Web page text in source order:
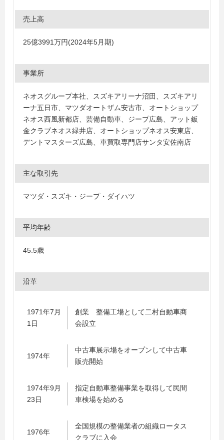
売上高
25億3991万円(2024年5月期)
事業所
ネオスグループ本社、スズキアリーナ沼田、スズキアリ
ーナ五日市、マツダオートザム安古市、オートショップ
ネオス西風新都店、芸備自動車、ジープ広島、アット鈑
金クラブネオス緑井店、オートショップネオス安東店、
デントマスターズ広島、車買取専門店サンタ安佐南店
主な取引先
マツダ・スズキ・ジープ・ダイハツ
平均年齢
45.5歳
沿革
1971年7月
1日
創業 整備工場として二村自動車商
会設立
1974年
中古車展示場をオープンして中古車
販売開始
1974年9月
23日
指定自動車整備事業を取得して民間
車検場を始める
1976年
全国規模の整備業者の組織ロータス
クラブに入会